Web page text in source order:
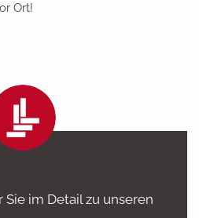
Ort!
im Detail zu unseren